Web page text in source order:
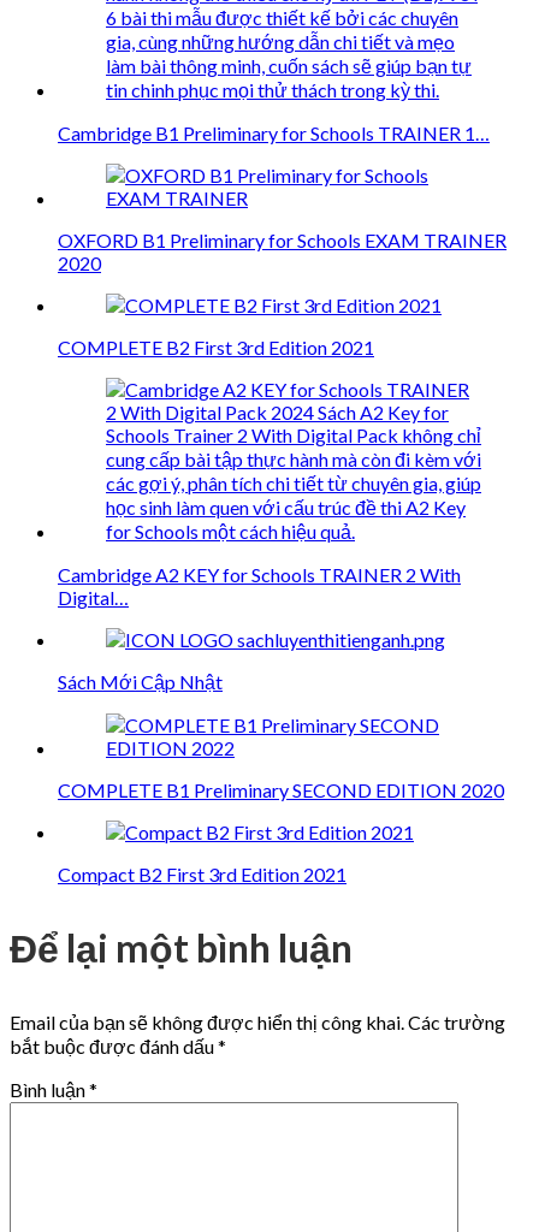
Cambridge B1 Preliminary for Schools TRAINER 1…
OXFORD B1 Preliminary for Schools EXAM TRAINER
2020
COMPLETE B2 First 3rd Edition 2021
Cambridge A2 KEY for Schools TRAINER 2 With
Digital…
Sách Mới Cập Nhật
COMPLETE B1 Preliminary SECOND EDITION 2020
Compact B2 First 3rd Edition 2021
Để lại một bình luận
Email của bạn sẽ không được hiển thị công khai.Các trường
bắt buộc được đánh dấu*
Bình luận*